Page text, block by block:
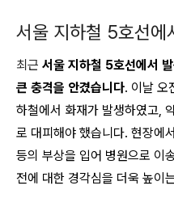
서울 지하철 5호선에
최근 서울 지하철 5호선에서
큰 충격을 안겼습니다. 이날 오
하철에서 화재가 발생하였고,
로 대피해야 했습니다. 현장에
등의 부상을 입어 병원으로 이
전에 대한 경각심을 더욱 높이